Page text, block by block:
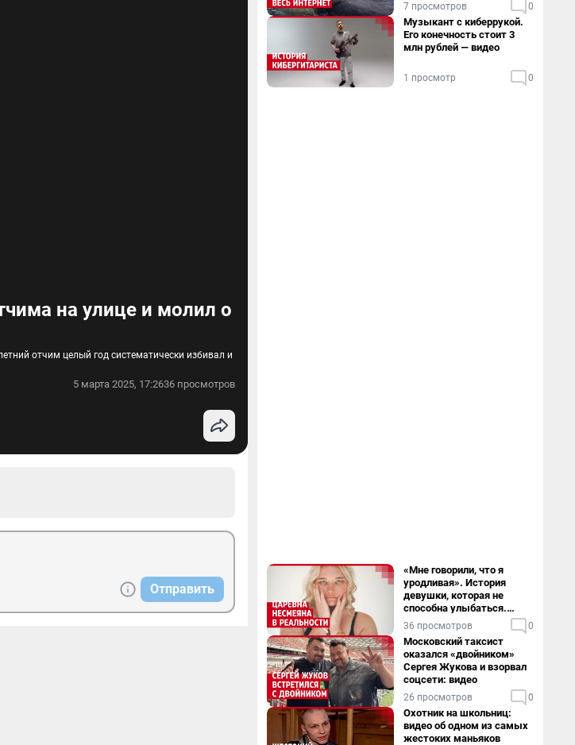
на улице и молил о
отчим целый год систематически избивал и
5 марта 2025, 17:2636 просмотров
Отправить
7 просмотров 0
Музыкант с киберрукой.
Его конечность стоит 3
млн рублей — видео
1 просмотр 0
«Мне говорили, что я
уродливая». История
девушки, которая не
способна улыбаться.
Видео
36 просмотров 0
Московский таксист
оказался «двойником»
Сергея Жукова и взорвал
соцсети: видео
26 просмотров 0
Охотник на школьниц:
видео об одном из самых
жестоких маньяков